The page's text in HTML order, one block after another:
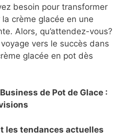
besoin pour transformer
crème glacée en une
Alors, qu’attendez-vous?
vers le succès dans
glacée en pot dès
de Pot de Glace :
les tendances actuelles